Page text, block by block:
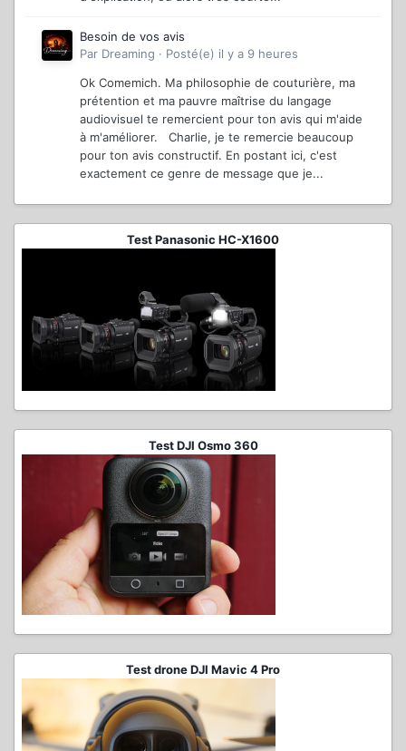
Besoin de vos avis
Par Dreaming · Posté(e) il y a 9 heures
Ok Comemich. Ma philosophie de couturière, ma
prétention et ma pauvre maîtrise du langage
audiovisuel te remercient pour ton avis qui m'aide
à m'améliorer. Charlie, je te remercie beaucoup
pour ton avis constructif. En postant ici, c'est
exactement ce genre de message que je...
Test Panasonic HC-X1600
Test DJI Osmo 360
Test drone DJI Mavic 4 Pro